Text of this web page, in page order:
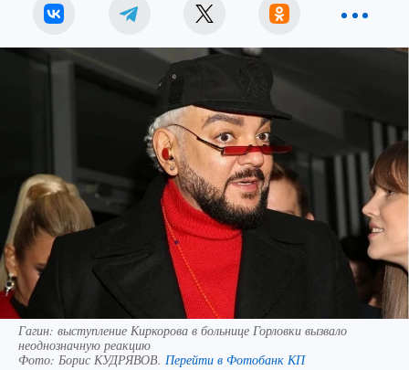
Гагин: выступление Киркорова в больнице Горловки вызвало
неоднозначную реакцию
Фото: Борис КУДРЯВОВ. Перейти в Фотобанк КП